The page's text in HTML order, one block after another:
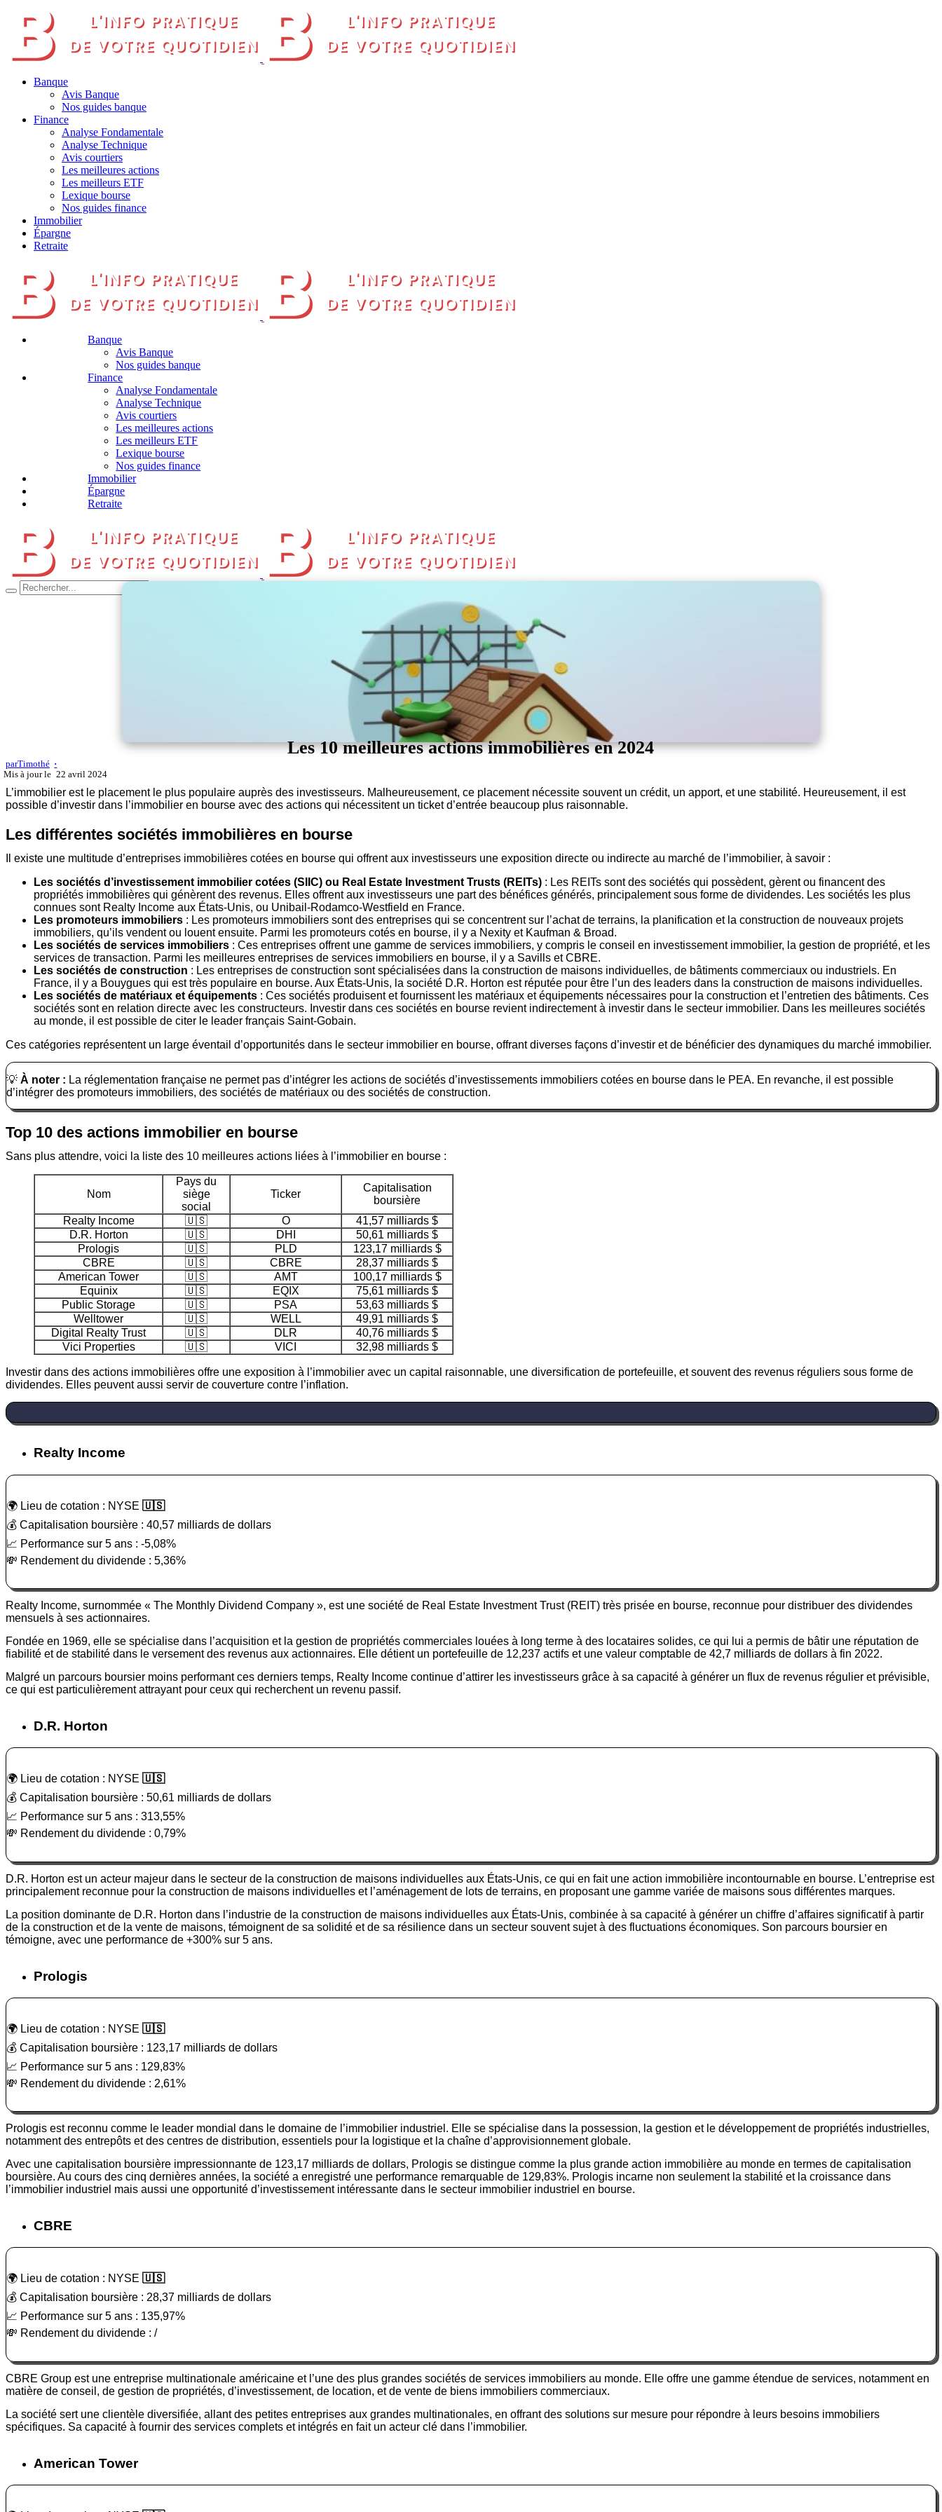
Banque
Avis Banque
Nos guides banque
Finance
Analyse Fondamentale
Analyse Technique
Avis courtiers
Les meilleures actions
Les meilleurs ETF
Lexique bourse
Nos guides finance
Immobilier
Épargne
Retraite
Banque
Avis Banque
Nos guides banque
Finance
Analyse Fondamentale
Analyse Technique
Avis courtiers
Les meilleures actions
Les meilleurs ETF
Lexique bourse
Nos guides finance
Immobilier
Épargne
Retraite
Les 10 meilleures actions immobilières en 2024
parTimothé
22 avril 2024
L’immobilier est le placement le plus populaire auprès des investisseurs. Malheureusement, ce placement nécessite souvent un crédit, un apport, et une stabilité. Heureusement, il est
possible d’investir dans l’immobilier en bourse avec des actions qui nécessitent un ticket d’entrée beaucoup plus raisonnable.
Les différentes sociétés immobilières en bourse
Il existe une multitude d’entreprises immobilières cotées en bourse qui offrent aux investisseurs une exposition directe ou indirecte au marché de l’immobilier, à savoir :
Les sociétés d’investissement immobilier cotées (SIIC) ou Real Estate Investment Trusts (REITs) : Les REITs sont des sociétés qui possèdent, gèrent ou financent des
propriétés immobilières qui génèrent des revenus. Elles offrent aux investisseurs une part des bénéfices générés, principalement sous forme de dividendes. Les sociétés les plus
connues sont Realty Income aux États-Unis, ou Unibail-Rodamco-Westfield en France.
Les promoteurs immobiliers : Les promoteurs immobiliers sont des entreprises qui se concentrent sur l’achat de terrains, la planification et la construction de nouveaux projets
immobiliers, qu’ils vendent ou louent ensuite. Parmi les promoteurs cotés en bourse, il y a Nexity et Kaufman & Broad.
Les sociétés de services immobiliers : Ces entreprises offrent une gamme de services immobiliers, y compris le conseil en investissement immobilier, la gestion de propriété, et les
services de transaction. Parmi les meilleures entreprises de services immobiliers en bourse, il y a Savills et CBRE.
Les sociétés de construction : Les entreprises de construction sont spécialisées dans la construction de maisons individuelles, de bâtiments commerciaux ou industriels. En
France, il y a Bouygues qui est très populaire en bourse. Aux États-Unis, la société D.R. Horton est réputée pour être l’un des leaders dans la construction de maisons individuelles.
Les sociétés de matériaux et équipements : Ces sociétés produisent et fournissent les matériaux et équipements nécessaires pour la construction et l’entretien des bâtiments. Ces
sociétés sont en relation directe avec les constructeurs. Investir dans ces sociétés en bourse revient indirectement à investir dans le secteur immobilier. Dans les meilleures sociétés
au monde, il est possible de citer le leader français Saint-Gobain.
Ces catégories représentent un large éventail d’opportunités dans le secteur immobilier en bourse, offrant diverses façons d’investir et de bénéficier des dynamiques du marché immobilier.
💡 À noter : La réglementation française ne permet pas d’intégrer les actions de sociétés d’investissements immobiliers cotées en bourse dans le PEA. En revanche, il est possible
d’intégrer des promoteurs immobiliers, des sociétés de matériaux ou des sociétés de construction.
Top 10 des actions immobilier en bourse
Sans plus attendre, voici la liste des 10 meilleures actions liées à l’immobilier en bourse :
Nom
Pays du
siège
social
Ticker
Capitalisation
boursière
Realty Income
🇺🇸 O
41,57 milliards $
D.R. Horton
🇺🇸 DHI
50,61 milliards $
Prologis
🇺🇸 PLD
123,17 milliards $
CBRE
🇺🇸 CBRE
28,37 milliards $
American Tower
🇺🇸 AMT
100,17 milliards $
Equinix
🇺🇸 EQIX
75,61 milliards $
Public Storage
🇺🇸 PSA
53,63 milliards $
Welltower
🇺🇸 WELL
49,91 milliards $
Digital Realty Trust
🇺🇸 DLR
40,76 milliards $
Vici Properties
🇺🇸 VICI 32,98 milliards $
Investir dans des actions immobilières offre une exposition à l’immobilier avec un capital raisonnable, une diversification de portefeuille, et souvent des revenus réguliers sous forme de
dividendes. Elles peuvent aussi servir de couverture contre l’inflation.
Realty Income
🌍 Lieu de cotation : NYSE 🇺🇸
💰 Capitalisation boursière : 40,57 milliards de dollars
📈 Performance sur 5 ans : -5,08%
💸 Rendement du dividende : 5,36%
Realty Income, surnommée « The Monthly Dividend Company », est une société de Real Estate Investment Trust (REIT) très prisée en bourse, reconnue pour distribuer des dividendes
mensuels à ses actionnaires.
Fondée en 1969, elle se spécialise dans l’acquisition et la gestion de propriétés commerciales louées à long terme à des locataires solides, ce qui lui a permis de bâtir une réputation de
fiabilité et de stabilité dans le versement des revenus aux actionnaires. Elle détient un portefeuille de 12,237 actifs et une valeur comptable de 42,7 milliards de dollars à fin 2022.
Malgré un parcours boursier moins performant ces derniers temps, Realty Income continue d’attirer les investisseurs grâce à sa capacité à générer un flux de revenus régulier et prévisible,
ce qui est particulièrement attrayant pour ceux qui recherchent un revenu passif.
D.R. Horton
🌍 Lieu de cotation : NYSE 🇺🇸
💰 Capitalisation boursière : 50,61 milliards de dollars
📈 Performance sur 5 ans : 313,55%
💸 Rendement du dividende : 0,79%
D.R. Horton est un acteur majeur dans le secteur de la construction de maisons individuelles aux États-Unis, ce qui en fait une action immobilière incontournable en bourse. L’entreprise est
principalement reconnue pour la construction de maisons individuelles et l’aménagement de lots de terrains, en proposant une gamme variée de maisons sous différentes marques.
La position dominante de D.R. Horton dans l’industrie de la construction de maisons individuelles aux États-Unis, combinée à sa capacité à générer un chiffre d’affaires significatif à partir
de la construction et de la vente de maisons, témoignent de sa solidité et de sa résilience dans un secteur souvent sujet à des fluctuations économiques. Son parcours boursier en
témoigne, avec une performance de +300% sur 5 ans.
Prologis
🌍 Lieu de cotation : NYSE 🇺🇸
💰 Capitalisation boursière : 123,17 milliards de dollars
📈 Performance sur 5 ans : 129,83%
💸 Rendement du dividende : 2,61%
Prologis est reconnu comme le leader mondial dans le domaine de l’immobilier industriel. Elle se spécialise dans la possession, la gestion et le développement de propriétés industrielles,
notamment des entrepôts et des centres de distribution, essentiels pour la logistique et la chaîne d’approvisionnement globale.
Avec une capitalisation boursière impressionnante de 123,17 milliards de dollars, Prologis se distingue comme la plus grande action immobilière au monde en termes de capitalisation
boursière. Au cours des cinq dernières années, la société a enregistré une performance remarquable de 129,83%. Prologis incarne non seulement la stabilité et la croissance dans
l’immobilier industriel mais aussi une opportunité d’investissement intéressante dans le secteur immobilier industriel en bourse.
CBRE
🌍 Lieu de cotation : NYSE 🇺🇸
💰 Capitalisation boursière : 28,37 milliards de dollars
📈 Performance sur 5 ans : 135,97%
💸 Rendement du dividende : /
CBRE Group est une entreprise multinationale américaine et l’une des plus grandes sociétés de services immobiliers au monde. Elle offre une gamme étendue de services, notamment en
matière de conseil, de gestion de propriétés, d’investissement, de location, et de vente de biens immobiliers commerciaux.
La société sert une clientèle diversifiée, allant des petites entreprises aux grandes multinationales, en offrant des solutions sur mesure pour répondre à leurs besoins immobiliers
spécifiques. Sa capacité à fournir des services complets et intégrés en fait un acteur clé dans l’immobilier.
American Tower